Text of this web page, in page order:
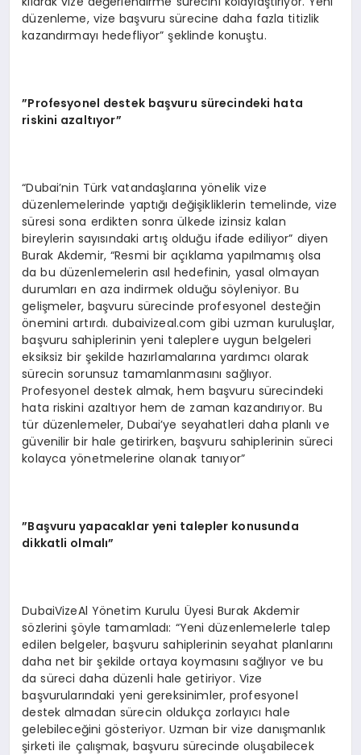
düzenleme, vize başvuru sürecine daha fazla titizlik
kazandırmayı hedefliyor” şeklinde konuştu.
”Profesyonel destek başvuru sürecindeki hata
riskini azaltıyor”
“Dubai’nin Türk vatandaşlarına yönelik vize
düzenlemelerinde yaptığı değişikliklerin temelinde, vize
süresi sona erdikten sonra ülkede izinsiz kalan
bireylerin sayısındaki artış olduğu ifade ediliyor” diyen
Burak Akdemir, “Resmi bir açıklama yapılmamış olsa
da bu düzenlemelerin asıl hedefinin, yasal olmayan
durumları en aza indirmek olduğu söyleniyor. Bu
gelişmeler, başvuru sürecinde profesyonel desteğin
önemini artırdı. dubaivizeal.com gibi uzman kuruluşlar,
başvuru sahiplerinin yeni taleplere uygun belgeleri
eksiksiz bir şekilde hazırlamalarına yardımcı olarak
sürecin sorunsuz tamamlanmasını sağlıyor.
Profesyonel destek almak, hem başvuru sürecindeki
hata riskini azaltıyor hem de zaman kazandırıyor. Bu
tür düzenlemeler, Dubai’ye seyahatleri daha planlı ve
güvenilir bir hale getirirken, başvuru sahiplerinin süreci
kolayca yönetmelerine olanak tanıyor”
”Başvuru yapacaklar yeni talepler konusunda
dikkatli olmalı”
DubaiVizeAl Yönetim Kurulu Üyesi Burak Akdemir
sözlerini şöyle tamamladı: “Yeni düzenlemelerle talep
edilen belgeler, başvuru sahiplerinin seyahat planlarını
daha net bir şekilde ortaya koymasını sağlıyor ve bu
da süreci daha düzenli hale getiriyor. Vize
başvurularındaki yeni gereksinimler, profesyonel
destek almadan sürecin oldukça zorlayıcı hale
gelebileceğini gösteriyor. Uzman bir vize danışmanlık
şirketi ile çalışmak, başvuru sürecinde oluşabilecek